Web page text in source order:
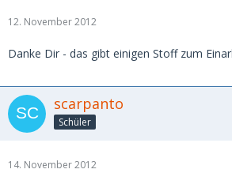
12. November 2012
Danke Dir - das gibt einigen Stoff zum
scarpanto
Schüler
14. November 2012